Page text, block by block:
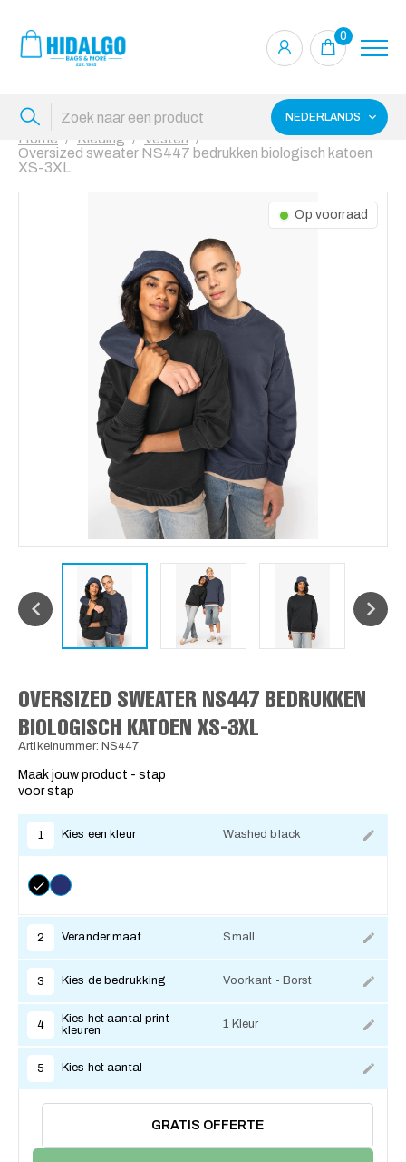
0
NEDERLANDS
Home Kleding
Vesten
Oversized sweater NS447 bedrukken biologisch katoen
XS-3XL
Op voorraad
OVERSIZED SWEATER NS447 BEDRUKKEN
BIOLOGISCH KATOEN XS-3XL
Artikelnummer: NS447
Maak jouw product - stap
voor stap
1 Kies een kleur Washed black
2 Verander maat Small
3 Kies de bedrukking Voorkant - Borst
4
Kies het aantal print
kleuren
1 Kleur
5 Kies het aantal
GRATIS OFFERTE